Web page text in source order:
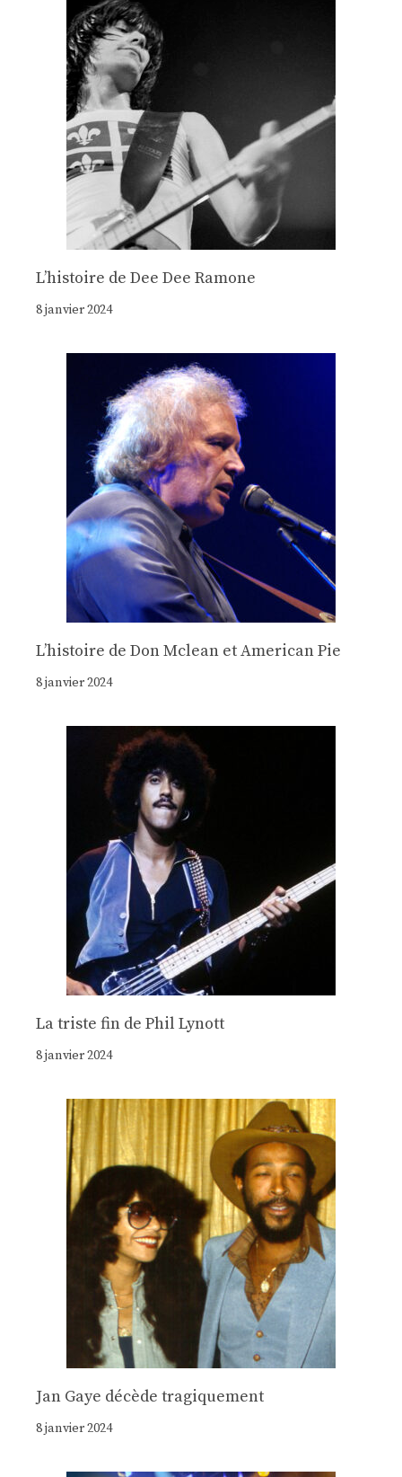
Lʼhistoire de Dee Dee Ramone
8 janvier 2024
Lʼhistoire de Don Mclean et American Pie
8 janvier 2024
La triste fin de Phil Lynott
8 janvier 2024
Jan Gaye décède tragiquement
8 janvier 2024